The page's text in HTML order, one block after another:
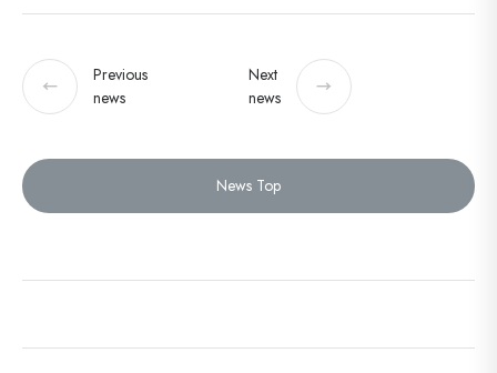
←
Previous
news
News Top
Next
news
→